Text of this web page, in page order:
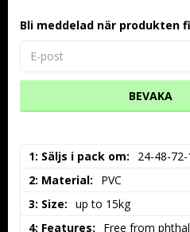
Bli meddelad när produkten
BEVAKA
1: Säljs i pack om
24-48-
2: Material
PVC
3: Size
up to 15kg
4: Features
Free from